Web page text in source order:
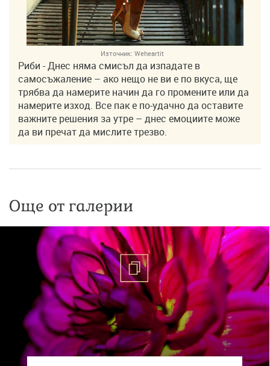
Източник: Weheartit
Риби - Днес няма смисъл да изпадате в
самосъжаление – ако нещо не ви е по вкуса, ще
трябва да намерите начин да го промените или да
намерите изход. Все пак е по-удачно да оставите
важните решения за утре – днес емоциите може
да ви пречат да мислите трезво.
Още от галерии